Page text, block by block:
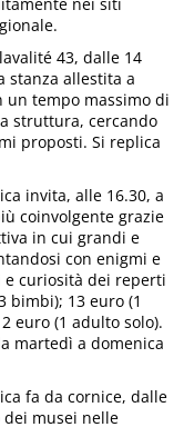
43, dalle 14
stanza allestita a
un tempo massimo di
struttura, cercando
proposti. Si replica
invita, alle 16.30, a
coinvolgente grazie
in cui grandi e
con enigmi e
e curiosità dei reperti
bimbi); 13 euro (1
euro (1 adulto solo).
martedì a domenica
fa da cornice, dalle
dei musei nelle